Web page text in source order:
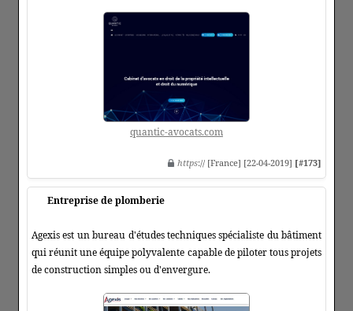
quantic-avocats.com
https:// [France] [22-04-2019] [#173]
Entreprise de plomberie
Agexis est un bureau d'études techniques spécialiste du bâtiment
qui réunit une équipe polyvalente capable de piloter tous projets
de construction simples ou d'envergure.